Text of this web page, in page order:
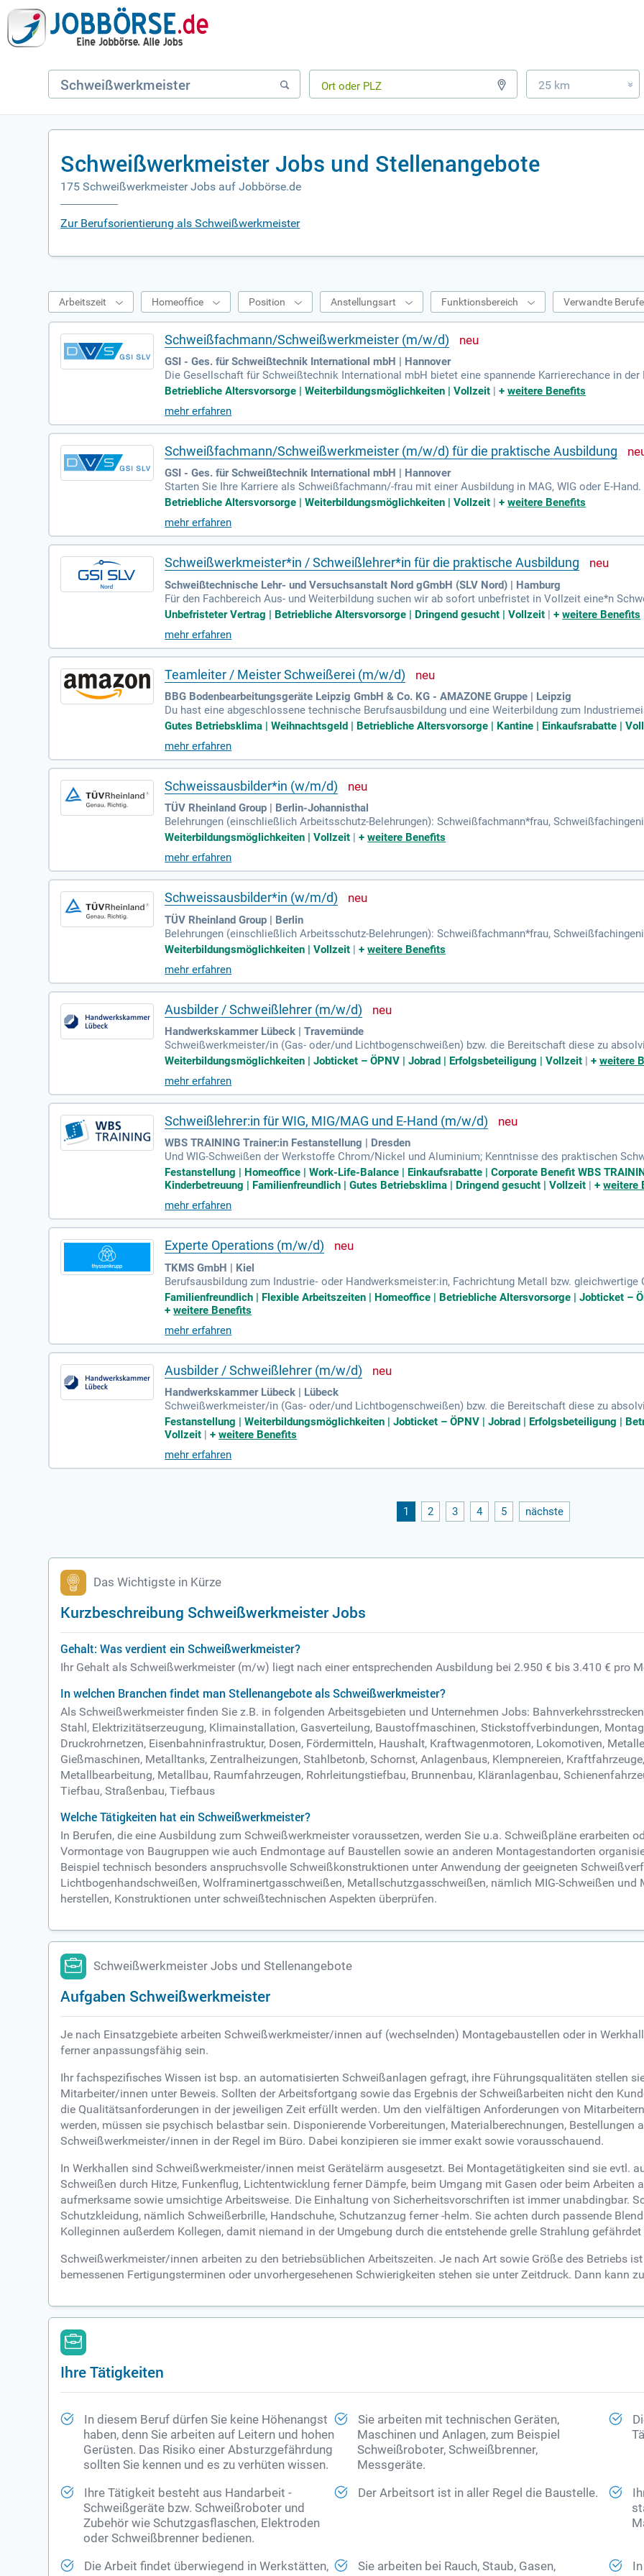
25 km »
Schweißwerkmeister Jobs und Stellenangebote
175 Schweißwerkmeister Jobs auf Jobbörse.de
Zur Berufsorientierung als Schweißwerkmeister
Arbeitszeit Homeoffice Position Anstellungsart Funktionsbereich Verwandte Berufe
Schweißfachmann/Schweißwerkmeister (m/w/d)
GSI - Ges. für Schweißtechnik International mbH | Hannover
Die Gesellschaft für Schweißtechnik International mbH bietet eine spannende Karrierechance in der
wir einen engagierten Schweißfachmann (m/w/d) zur Wissensvermittlung in der praktischen
uch die theoretische Vermittlung von Kenntnissen sowie die Prüfungsaufsicht. Sie sollten über
chtbogenhandschweißen (E-Hand) verfügen. Wir erwarten einen hohen Einsatz,
e strukturiert zu arbeiten. Wenn Sie zudem eine hohe Sozialkompetenz mitbringen und bereit sind,
Betriebliche Altersvorsorge | Weiterbildungsmöglichkeiten | Vollzeit |+weitere Benefits
mehr erfahren
Schweißfachmann/Schweißwerkmeister (m/w/d) für die praktische Ausbildung
GSI - Ges. für Schweißtechnik International mbH | Hannover
Starten Sie Ihre Karriere als Schweißfachmann/-frau mit einer Ausbildung in MAG, WIG oder E-
Schweißlehrer/zur Schweißlehrerin weiterzubilden. Neben einer leistungsgerechten Bezahlung
l kompetente Fachkräfte, die bereit für externe Schulungen sind. Bewerben Sie sich jetzt und
Betriebliche Altersvorsorge | Weiterbildungsmöglichkeiten | Vollzeit |+weitere Benefits
mehr erfahren
Schweißwerkmeister*in / Schweißlehrer*in für die praktische Ausbildung
Schweißtechnische Lehr- und Versuchsanstalt Nord gGmbH (SLV Nord) | Hamburg
Für den Fachbereich Aus- und Weiterbildung suchen wir ab sofort unbefristet in Vollzeit eine*n
Sie sind Experte*in in diversen Schweißverfahren und möchten Ihr Wissen in der praktischen
überwachen Sie unsere Werkstätten und gewährleisten, dass alle technischen Einrichtungen aktuell
forderungen des Arbeits- und Gesundheitsschutzes jederzeit eingehalten werden.
nem metallverarbeitenden Beruf sowie eine Zertifizierung als DVS Schweißlehrer. Sie sollten
Unbefristeter Vertrag | Betriebliche Altersvorsorge | Dringend gesucht | Vollzeit |+weitere Benefits
mehr erfahren
Teamleiter / Meister Schweißerei (m/w/d)
BBG Bodenbearbeitungsgeräte Leipzig GmbH & Co. KG - AMAZONE Gruppe | Leipzig
Du hast eine abgeschlossene technische Berufsausbildung und eine Weiterbildung zum
ehrjähriger Erfahrung in der Schweißtechnik bist du mit modernen Schweißfertigungen und
eigt sich in der erfolgreichen Motivation und Weiterentwicklung deines Teams. Zudem bringst du
erung, ERP-Systemen und Personaleinsatzplanung mit. Auch saisonale Schwankungen im 3-
ukturierte und entscheidungsfreudige Arbeitsweise sowie deine Flexibilität im 2-Schicht-Betrieb
Gutes Betriebsklima | Weihnachtsgeld | Betriebliche Altersvorsorge | Kantine | Einkaufsrabatte |
mehr erfahren
Schweissausbilder*in (w/m/d)
TÜV Rheinland Group | Berlin-Johannisthal
Belehrungen (einschließlich Arbeitsschutz-Belehrungen): Schweißfachmann*frau,
eißlehrer*in in mindestens zwei Verfahren (z.B.
Weiterbildungsmöglichkeiten | Vollzeit |+weitere Benefits
mehr erfahren
Schweissausbilder*in (w/m/d)
TÜV Rheinland Group | Berlin
Belehrungen (einschließlich Arbeitsschutz-Belehrungen): Schweißfachmann*frau,
eißlehrer*in in mindestens zwei Verfahren (z.B.
Weiterbildungsmöglichkeiten | Vollzeit |+weitere Benefits
mehr erfahren
Ausbilder / Schweißlehrer (m/w/d)
Handwerkskammer Lübeck | Travemünde
Schweißwerkmeister/in (Gas- oder/und Lichtbogenschweißen) bzw. die Bereitschaft diese zu
lingen wünschenswert.
Weiterbildungsmöglichkeiten | Jobticket – ÖPNV | Jobrad | Erfolgsbeteiligung | Vollzeit |+weitere
mehr erfahren
Schweißlehrer:in für WIG, MIG/MAG und E-Hand (m/w/d)
WBS TRAINING Trainer:in Festanstellung | Dresden
Und WIG-Schweißen der Werkstoffe Chrom/Nickel und Aluminium; Kenntnisse des praktischen
weißen von verschiedenen Werkstoffen; Gültige Schweißer Prüfbescheinigung nach ISO 9606;
Festanstellung | Homeoffice | Work-Life-Balance | Einkaufsrabatte | Corporate Benefit WBS
Kinderbetreuung | Familienfreundlich | Gutes Betriebsklima | Dringend gesucht | Vollzeit |+weitere
mehr erfahren
Experte Operations (m/w/d)
TKMS GmbH | Kiel
Berufsausbildung zum Industrie‑ oder Handwerksmeister:in, Fachrichtung Metall bzw.
der Schweißfachkraft; Mehrjährige Erfahrung sowie Prozesskenntnisse im Schiff- und U-Boot-Bau
Familienfreundlich | Flexible Arbeitszeiten | Homeoffice | Betriebliche Altersvorsorge | Jobticket –
+weitere Benefits
mehr erfahren
Ausbilder / Schweißlehrer (m/w/d)
Handwerkskammer Lübeck | Lübeck
Schweißwerkmeister/in (Gas- oder/und Lichtbogenschweißen) bzw. die Bereitschaft diese zu
lingen wünschenswert. Unser Angebot.
Festanstellung | Weiterbildungsmöglichkeiten | Jobticket – ÖPNV | Jobrad | Erfolgsbeteiligung |
Vollzeit |+weitere Benefits
mehr erfahren
1 2 3 4 5 nächste
Das Wichtigste in Kürze
Kurzbeschreibung Schweißwerkmeister Jobs
Gehalt: Was verdient ein Schweißwerkmeister?
Ihr Gehalt als Schweißwerkmeister (m/w) liegt nach einer entsprechenden Ausbildung bei 2.950 € bis 3.410 € pro
In welchen Branchen findet man Stellenangebote als Schweißwerkmeister?
Als Schweißwerkmeister finden Sie z.B. in folgenden Arbeitsgebieten und Unternehmen Jobs:
Stahl, Elektrizitätserzeugung, Klimainstallation, Gasverteilung, Baustoffmaschinen, Stickstoffverbindungen,
Druckrohrnetzen, Eisenbahninfrastruktur, Dosen, Fördermitteln, Haushalt, Kraftwagenmotoren, Lokomotiven,
Gießmaschinen, Metalltanks, Zentralheizungen, Stahlbetonb, Schornst, Anlagenbaus, Klempnereien,
Metallbearbeitung, Metallbau, Raumfahrzeugen, Rohrleitungstiefbau, Brunnenbau, Kläranlagenbau,
Tiefbau, Straßenbau, Tiefbaus
Welche Tätigkeiten hat ein Schweißwerkmeister?
In Berufen, die eine Ausbildung zum Schweißwerkmeister voraussetzen, werden Sie u.a. Schweißpläne erarbeiten
Vormontage von Baugruppen wie auch Endmontage auf Baustellen sowie an anderen Montagestandorten
Beispiel technisch besonders anspruchsvolle Schweißkonstruktionen unter Anwendung der geeigneten
Lichtbogenhandschweißen, Wolframinertgasschweißen, Metallschutzgasschweißen, nämlich MIG-Schweißen und
herstellen, Konstruktionen unter schweißtechnischen Aspekten überprüfen.
Schweißwerkmeister Jobs und Stellenangebote
Aufgaben Schweißwerkmeister
Je nach Einsatzgebiete arbeiten Schweißwerkmeister/innen auf (wechselnden) Montagebaustellen oder in
ferner anpassungsfähig sein.
Ihr fachspezifisches Wissen ist bsp. an automatisierten Schweißanlagen gefragt, ihre Führungsqualitäten stellen
Mitarbeiter/innen unter Beweis. Sollten der Arbeitsfortgang sowie das Ergebnis der Schweißarbeiten nicht den
die Qualitätsanforderungen in der jeweiligen Zeit erfüllt werden. Um den vielfältigen Anforderungen von
werden, müssen sie psychisch belastbar sein. Disponierende Vorbereitungen, Materialberechnungen,
Schweißwerkmeister/innen in der Regel im Büro. Dabei konzipieren sie immer exakt sowie vorausschauend.
In Werkhallen sind Schweißwerkmeister/innen meist Gerätelärm ausgesetzt. Bei Montagetätigkeiten sind sie evtl.
Schweißen durch Hitze, Funkenflug, Lichtentwicklung ferner Dämpfe, beim Umgang mit Gasen oder beim Arbeiten
aufmerksame sowie umsichtige Arbeitsweise. Die Einhaltung von Sicherheitsvorschriften ist immer unabdingbar.
Schutzkleidung, nämlich Schweißerbrille, Handschuhe, Schutzanzug ferner -helm. Sie achten durch passende
Kolleginnen außerdem Kollegen, damit niemand in der Umgebung durch die entstehende grelle Strahlung gefährdet
Schweißwerkmeister/innen arbeiten zu den betriebsüblichen Arbeitszeiten. Je nach Art sowie Größe des Betriebs
bemessenen Fertigungsterminen oder unvorhergesehenen Schwierigkeiten stehen sie unter Zeitdruck. Dann kann
Ihre Tätigkeiten
In diesem Beruf dürfen Sie keine Höhenangst
haben, denn Sie arbeiten auf Leitern und hohen
Gerüsten. Das Risiko einer Absturzgefährdung
sollten Sie kennen und es zu verhüten wissen.
Sie arbeiten mit technischen Geräten,
Maschinen und Anlagen, zum Beispiel
Schweißroboter, Schweißbrenner,
Messgeräte.
Ihre Tätigkeit besteht aus Handarbeit -
Schweißgeräte bzw. Schweißroboter und
Zubehör wie Schutzgasflaschen, Elektroden
oder Schweißbrenner bedienen.
Der Arbeitsort ist in aller Regel die Baustelle.
Die Arbeit findet überwiegend in Werkstätten,
Sie arbeiten bei Rauch, Staub, Gasen,